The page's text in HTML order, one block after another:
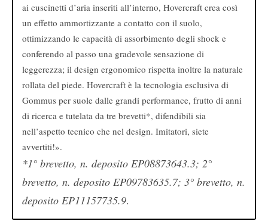
ai cuscinetti d’aria inseriti all’interno, Hovercraft crea così
un effetto ammortizzante a contatto con il suolo,
ottimizzando le capacità di assorbimento degli shock e
conferendo al passo una gradevole sensazione di
leggerezza; il design ergonomico rispetta inoltre la naturale
rollata del piede. Hovercraft è la tecnologia esclusiva di
Gommus per suole dalle grandi performance, frutto di anni
di ricerca e tutelata da tre brevetti*, difendibili sia
nell’aspetto tecnico che nel design. Imitatori, siete
avvertiti!».
*1° brevetto, n. deposito EP08873643.3; 2°
brevetto, n. deposito EP09783635.7; 3° brevetto, n.
deposito EP11157735.9.